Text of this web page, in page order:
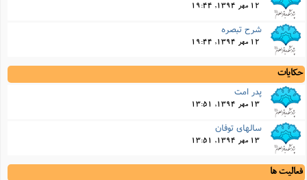
12 مهر 1394, 19:44
شرح تبصره
12 مهر 1394, 19:44
حکایات
پدر امت
13 مهر 1394, 13:51
سالهاى توفان
13 مهر 1394, 13:51
فعالیت ها